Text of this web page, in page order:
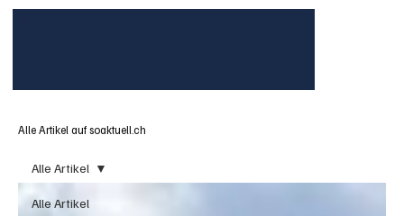
Alle Artikel auf soaktuell.ch
Alle Artikel
Alle Artikel